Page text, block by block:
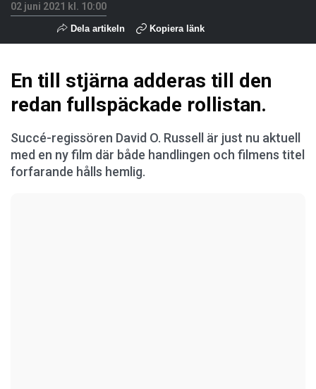
02 juni 2021 kl. 10:00
Dela artikeln Kopiera länk
En till stjärna adderas till den
redan fullspäckade rollistan.
Succé-regissören David O. Russell är just nu aktuell
med en ny film där både handlingen och filmens titel
forfarande hålls hemlig.